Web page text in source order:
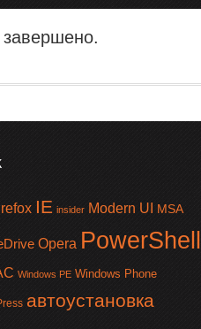
IE insider Modern UI MSA
Opera PowerShell
Windows PE Windows Phone
автоустановка